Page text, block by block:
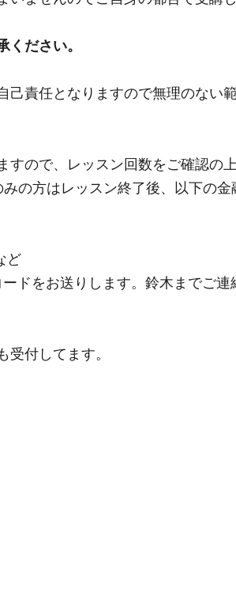
ください。
己責任となりますので無理のない
すので、レッスン回数をご確認の
の方はレッスン終了後、以下の金
ど
ドをお送りします。鈴木までご連
受付してます。